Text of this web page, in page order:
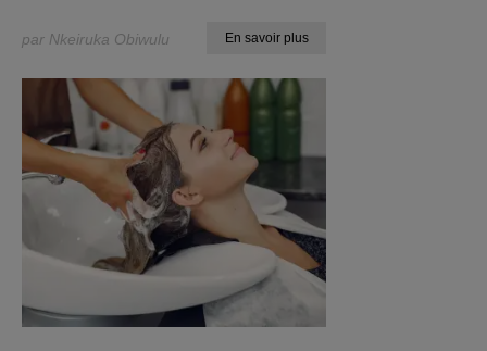
par Nkeiruka Obiwulu En savoir plus